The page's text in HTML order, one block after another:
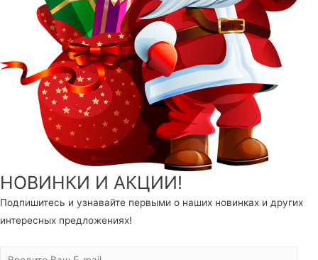
НОВИНКИ И АКЦИИ!
Подпишитесь и узнавайте первыми о наших новинках и других
интересных предложениях!